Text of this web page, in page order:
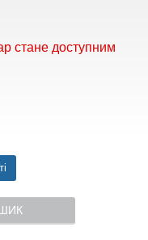
стане доступним